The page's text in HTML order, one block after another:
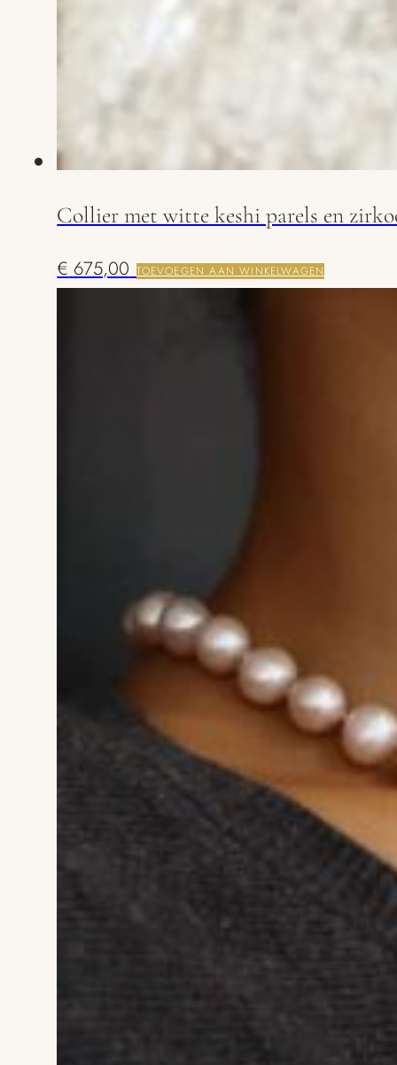
Collier met witte keshi parels en
€ 675,00 TOEVOEGEN AAN WINKELWAGEN